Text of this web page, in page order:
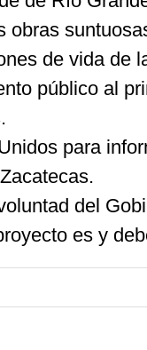
de vida de
público al
para
del
es y